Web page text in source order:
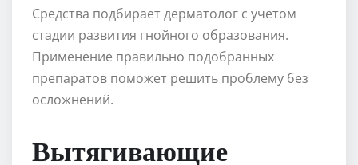
Средства подбирает дерматолог с учетом
стадии развития гнойного образования.
Применение правильно подобранных
препаратов поможет решить проблему без
осложнений.
Вытягивающие